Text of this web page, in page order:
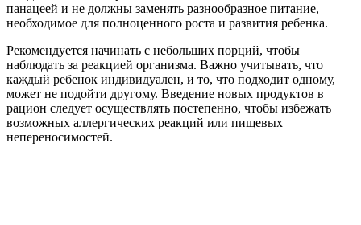
панацеей и не должны заменять разнообразное питание,
необходимое для полноценного роста и развития ребенка.
Рекомендуется начинать с небольших порций, чтобы
наблюдать за реакцией организма. Важно учитывать, что
каждый ребенок индивидуален, и то, что подходит одному,
может не подойти другому. Введение новых продуктов в
рацион следует осуществлять постепенно, чтобы избежать
возможных аллергических реакций или пищевых
непереносимостей.